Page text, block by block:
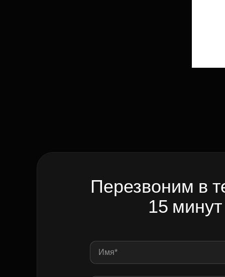
Перезвоним в
15 минут